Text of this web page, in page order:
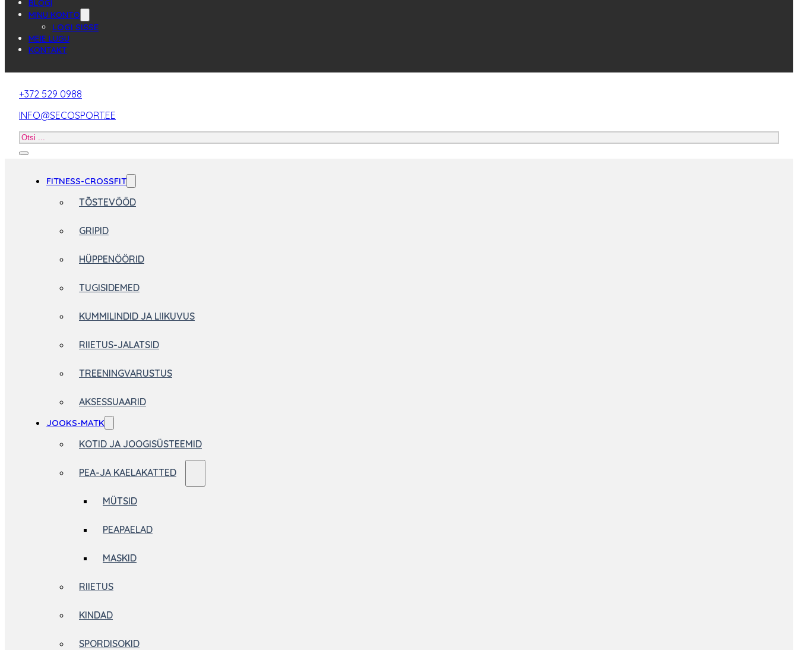
BLOGI
MINU KONTO
LOGI SISSE
MEIE LUGU
KONTAKT
+372 529 0988
INFO@SECOSPORT.EE
Otsi
FITNESS-CROSSFIT
TÕSTEVÖÖD
GRIPID
HÜPPENÖÖRID
TUGISIDEMED
KUMMILINDID JA LIIKUVUS
RIIETUS-JALATSID
TREENINGVARUSTUS
AKSESSUAARID
JOOKS-MATK
KOTID JA JOOGISÜSTEEMID
PEA-JA KAELAKATTED
MÜTSID
PEAPAELAD
MASKID
RIIETUS
KINDAD
SPORDISOKID